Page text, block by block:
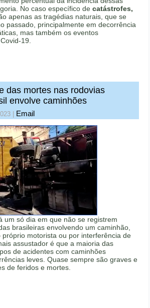
No caso específico decatástrofes,
apenas as tragédias naturais, que se
passado, principalmente em decorrência
mas também os eventos
19.
das mortes nas rodovias
envolve caminhões
Email
um só dia em que não se registrem
brasileiras envolvendo um caminhão,
próprio motorista ou por interferência de
assustador é que a maioria das
de acidentes com caminhões
leves. Quase sempre são graves e
de feridos e mortes.